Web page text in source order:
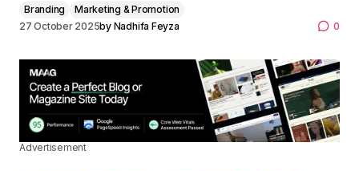
Branding
Marketing & Promotion
27 October 2025by Nadhifa Feyza 0
Advertisement